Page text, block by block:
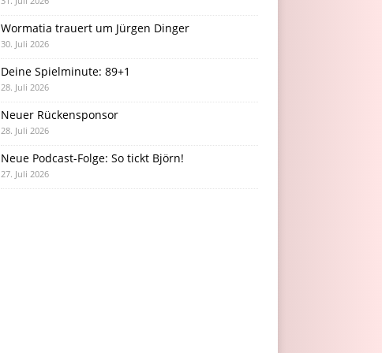
Wormatia trauert um Jürgen Dinger
30. Juli 2026
Deine Spielminute: 89+1
28. Juli 2026
Neuer Rückensponsor
28. Juli 2026
Neue Podcast-Folge: So tickt Björn!
27. Juli 2026